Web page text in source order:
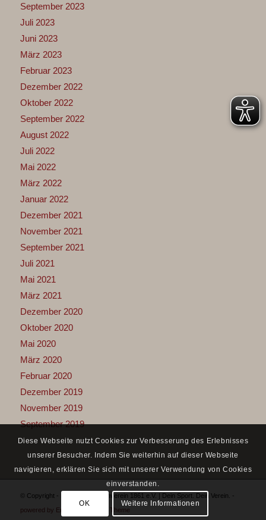
September 2023
Juli 2023
Juni 2023
März 2023
Februar 2023
Dezember 2022
Oktober 2022
September 2022
August 2022
Juli 2022
Mai 2022
März 2022
Januar 2022
Dezember 2021
November 2021
September 2021
Juli 2021
Mai 2021
März 2021
Dezember 2020
Oktober 2020
Mai 2020
März 2020
Februar 2020
Dezember 2019
November 2019
September 2019
© Copyright - Mombacher Turnverein 1861 e.V. | Dein Sport. Dein Verein. -
powered by Enfold WordPress Theme
Diese Webseite nutzt Cookies zur Verbesserung des Erlebnisses
unserer Besucher. Indem Sie weiterhin auf dieser Webseite
navigieren, erklären Sie sich mit unserer Verwendung von Cookies
einverstanden.
OK Weitere Informationen